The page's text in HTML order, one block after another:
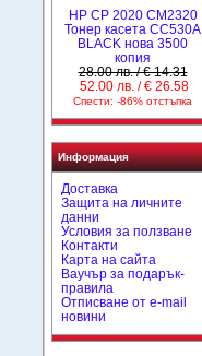
HP CP 2020 CM2320
Тонер касета CC530A
BLACK нова 3500
копия
28.00 лв. / € 14.31
52.00 лв. / € 26.58
Спести: -86% отстъпка
Информация
Доставка
Защита на личните
данни
Условия за ползване
Контакти
Карта на сайта
Ваучър за подарък-
правила
Отписване от e-mail
новини